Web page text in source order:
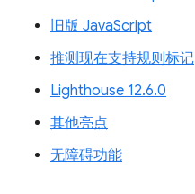
旧版 JavaScript
推测现在支持规则标记
Lighthouse 12.6.0
其他亮点
无障碍功能